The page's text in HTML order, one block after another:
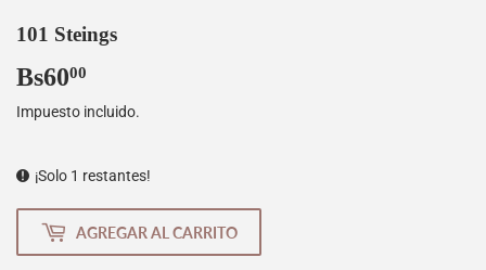
101 Steings
Bs6000
Impuesto incluido.
¡Solo 1 restantes!
AGREGAR AL CARRITO